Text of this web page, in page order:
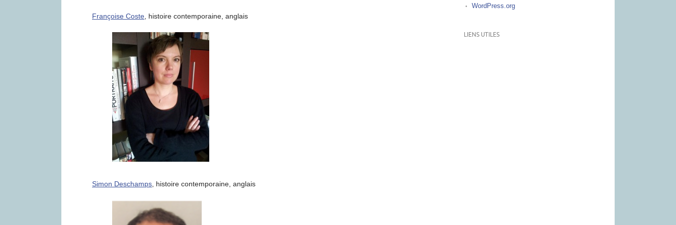
Françoise Coste, histoire contemporaine, anglais
Simon Deschamps , histoire contemporaine, anglais
WordPress.org
LIENS UTILES